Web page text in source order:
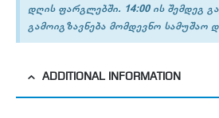
დღის ფარგლებში. 14:00 ის შემდეგ
გამოიგზავნება მომდევნო სამუშაო
ADDITIONAL INFORMATION